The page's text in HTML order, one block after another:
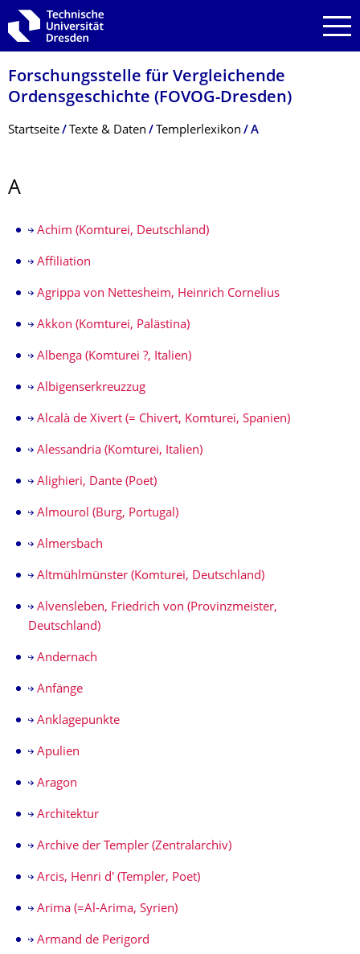
Zur Hauptnavigation springen
Zur Suche springen
Zum Inhalt springen
Forschungsstelle für Vergleichende
Ordensgeschichte (FOVOG-Dresden)
Breadcrumb-Menü
Startseite Texte & Daten Templerlexikon A
A
Achim (Komturei, Deutschland)
Affiliation
Agrippa von Nettesheim, Heinrich Cornelius
Akkon (Komturei, Palästina)
Albenga (Komturei ?, Italien)
Albigenserkreuzzug
Alcalà de Xivert (= Chivert, Komturei, Spanien)
Alessandria (Komturei, Italien)
Alighieri, Dante (Poet)
Almourol (Burg, Portugal)
Almersbach
Altmühlmünster (Komturei, Deutschland)
Alvensleben, Friedrich von (Provinzmeister,
Deutschland)
Andernach
Anfänge
Anklagepunkte
Apulien
Aragon
Architektur
Archive der Templer (Zentralarchiv)
Arcis, Henri d' (Templer, Poet)
Arima (=Al-Arima, Syrien)
Armand de Perigord